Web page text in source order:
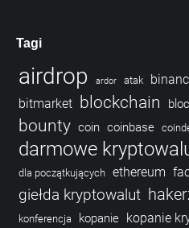
Tagi
airdrop ardor atak
bitmarket blockchain
bounty coin coinbase
darmowe
dla początkujących ethereum
giełda kryptowalut
konferencja kopanie kopanie